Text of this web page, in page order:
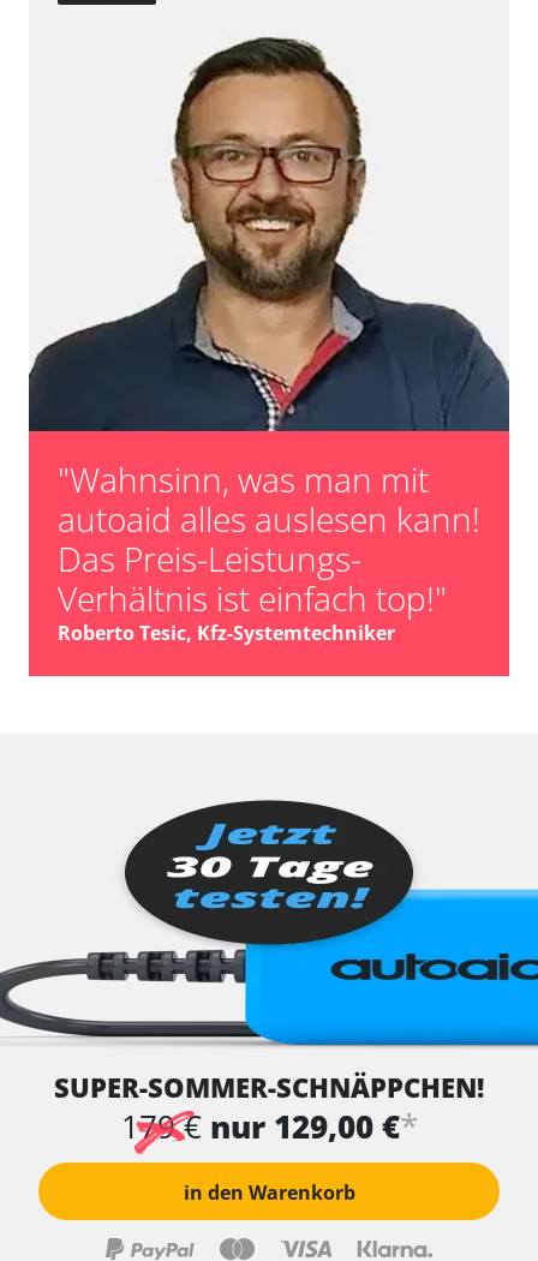
Zurücksetzen der AGR Adaptionswerte
Verfügbarkeit abhängig von Modell, Motorisierung, Ausstattung
"Wahnsinn, was man mit
autoaid alles auslesen kann!
Das Preis-Leistungs-
Verhältnis ist einfach top!"
Roberto Tesic, Kfz-Systemtechniker
SUPER-SOMMER-SCHNÄPPCHEN!
179 € nur 129,00 €*
in den Warenkorb